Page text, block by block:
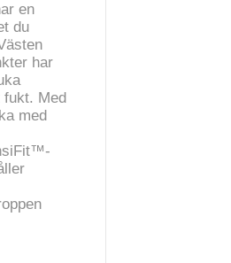
en
du
har
Med
med